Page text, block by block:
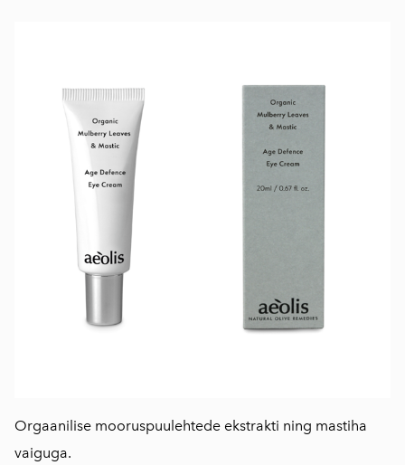
Orgaanilise mooruspuulehtede ekstrakti ning mastiha
vaiguga.